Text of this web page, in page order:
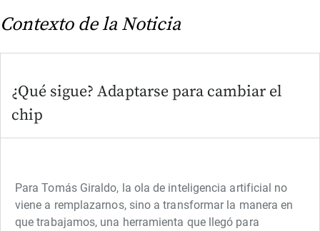
Contexto de la Noticia
¿Qué sigue?Adaptarse para cambiar el
chip
Para Tomás Giraldo, la ola de inteligencia artificial no
viene a remplazarnos, sino a transformar la manera en
que trabajamos, una herramienta que llegó para